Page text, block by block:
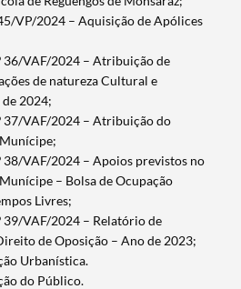
VP/2024 – Aquisição de Apólices
36/VAF/2024 – Atribuição de
de natureza Cultural e
2024;
37/VAF/2024 – Atribuição do
38/VAF/2024 – Apoios previstos no
– Bolsa de Ocupação
Livres;
39/VAF/2024 – Relatório de
de Oposição – Ano de 2023;
Urbanística.
do Público.